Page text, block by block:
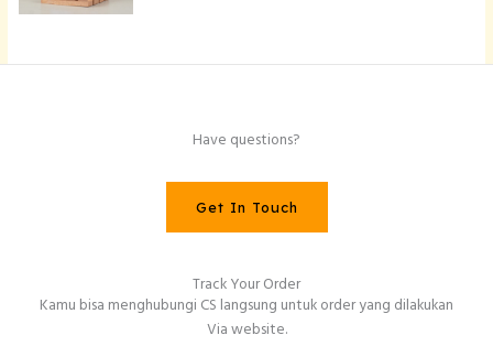
Have questions?
Get In Touch
Track Your Order
Kamu bisa menghubungi CS langsung untuk order yang dilakukan
Via website.